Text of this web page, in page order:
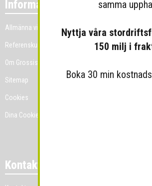
Information
Allmänna villkor
Referenskunder
Om Grossist.se
Sitemap
Cookies
Dina Cookie-prefenser
Kontakt
samma
Nyttja våra
150 milj i
Boka 30 min